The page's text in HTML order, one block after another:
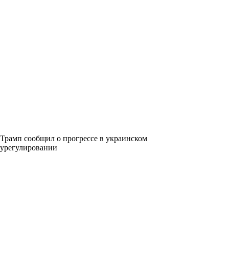
Трамп сообщил о прогрессе в украинском
урегулировании